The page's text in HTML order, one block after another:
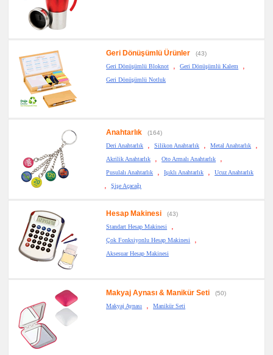
Geri Dönüşümlü Ürünler
(43)
Geri Dönüşümlü Bloknot
, Geri Dönüşümlü Kalem ,
Geri Dönüşümlü Notluk
Anahtarlık
(164)
Deri Anahtarlık
, Silikon Anahtarlık , Metal Anahtarlık ,
Akrilik Anahtarlık , Oto Armalı Anahtarlık ,
Pusulalı Anahtarlık , Işıklı Anahtarlık , Ucuz Anahtarlık
, Şişe Açacağı
Hesap Makinesi
(43)
Standart Hesap Makinesi
,
Çok Fonksiyonlu Hesap Makinesi ,
Aksesuar Hesap Makinesi
Makyaj Aynası & Manikür Seti
(50)
Makyaj Aynası
, Manikür Seti